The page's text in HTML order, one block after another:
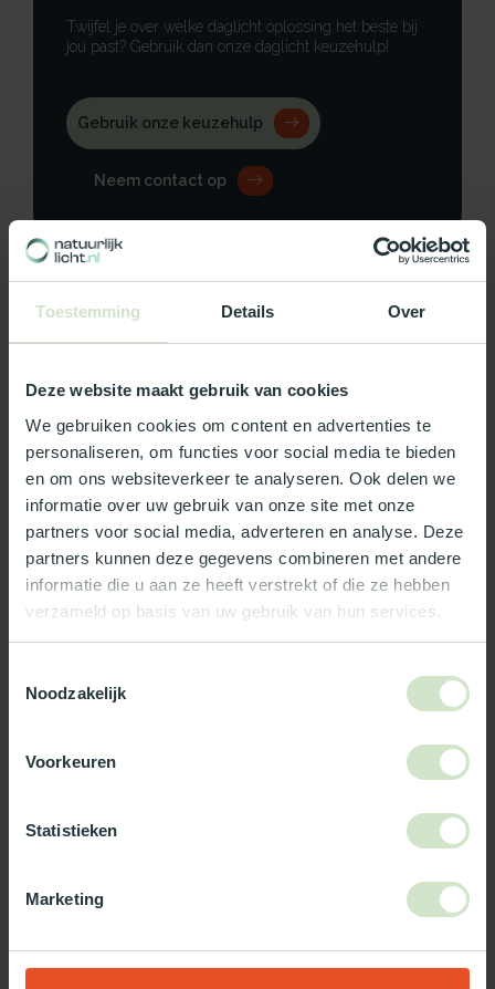
Toestemming Details Over
Deze website maakt gebruik van cookies
We gebruiken cookies om content en advertenties te
personaliseren, om functies voor social media te bieden
en om ons websiteverkeer te analyseren. Ook delen we
informatie over uw gebruik van onze site met onze
partners voor social media, adverteren en analyse. Deze
partners kunnen deze gegevens combineren met andere
informatie die u aan ze heeft verstrekt of die ze hebben
verzameld op basis van uw gebruik van hun services.
Noodzakelijk
Voorkeuren
Statistieken
Marketing
Twijfel je over welke daglicht oplossing het beste bij
jou past? Gebruik dan onze daglicht keuzehulp!
Gebruik onze keuzehulp
Neem contact op
Productomschrijving
Reviews
Wat ons écht bijzonder maakt:
Gratis bezorging in Nederland, m.u.v. de Waddeneilanden
99% uit voorraad leverbaar
Maak jouw bestelling compleet!
16/20 - vast - 120x120
€220,55
120x120
€472,70